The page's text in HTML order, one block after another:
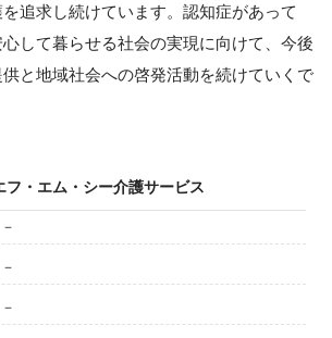
追求し続けています。認知症があって
して暮らせる社会の実現に向けて、今後
と地域社会への啓発活動を続けていくで
フ・エム・シー介護サービス
－
－
－